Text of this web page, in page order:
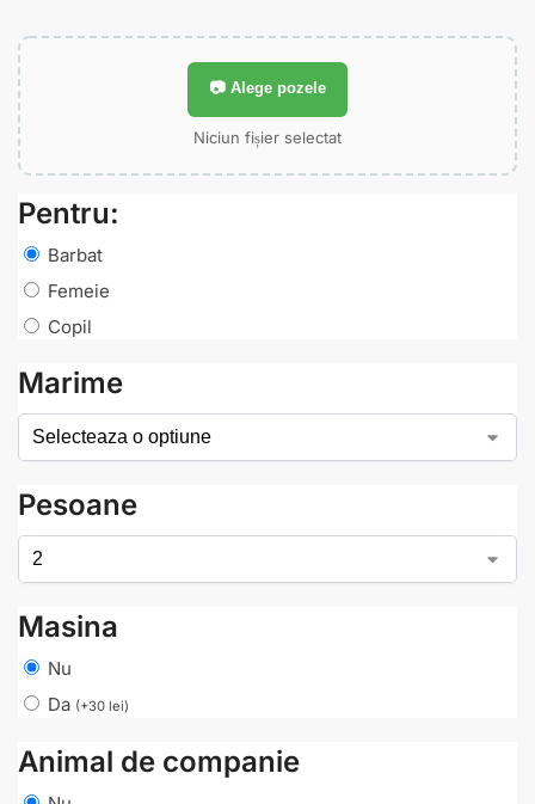
📷 Alege pozele
Niciun fișier selectat
Pentru:
Barbat
Femeie
Copil
Marime
Pesoane
Masina
Nu
Da (+30 lei)
Animal de companie